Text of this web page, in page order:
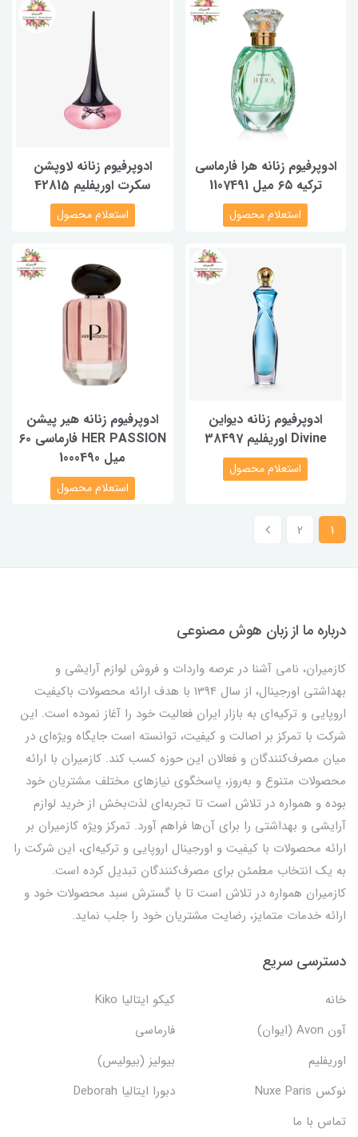
ادوپرفیوم زنانه هرا فارماسی
ترکیه ۶۵ میل 1107491
استعلام محصول
ادوپرفیوم زنانه لاوپشن
سکرت اوریفلیم 42815
استعلام محصول
ادوپرفیوم زنانه دیواین
Divine اوریفلیم 38497
استعلام محصول
ادوپرفیوم زنانه هیر پیشن
HER PASSION فارماسی ۶۰
میل 1000490
استعلام محصول
1
2
درباره ما از زبان هوش مصنوعی
کازمیران، نامی آشنا در عرصه واردات و فروش لوازم آرایشی و
بهداشتی اورجینال، از سال 1394 با هدف ارائه محصولات باکیفیت
اروپایی و ترکیه‌ای به بازار ایران فعالیت خود را آغاز نموده است. این
شرکت با تمرکز بر اصالت و کیفیت، توانسته است جایگاه ویژه‌ای در
میان مصرف‌کنندگان و فعالان این حوزه کسب کند. کازمیران با ارائه
محصولات متنوع و به‌روز، پاسخگوی نیازهای مختلف مشتریان خود
بوده و همواره در تلاش است تا تجربه‌ای لذت‌بخش از خرید لوازم
آرایشی و بهداشتی را برای آن‌ها فراهم آورد. تمرکز ویژه کازمیران بر
ارائه محصولات با کیفیت و اورجینال اروپایی و ترکیه‌ای، این شرکت را
به یک انتخاب مطمئن برای مصرف‌کنندگان تبدیل کرده است.
کازمیران همواره در تلاش است تا با گسترش سبد محصولات خود و
ارائه خدمات متمایز، رضایت مشتریان خود را جلب نماید.
دسترسی سریع
خانه
کیکو ایتالیا Kiko
آون Avon (ایوان)
فارماسی
اوریفلیم
بیولیز (بیولیس)
نوکس Nuxe Paris
دبورا ایتالیا Deborah
تماس با ما